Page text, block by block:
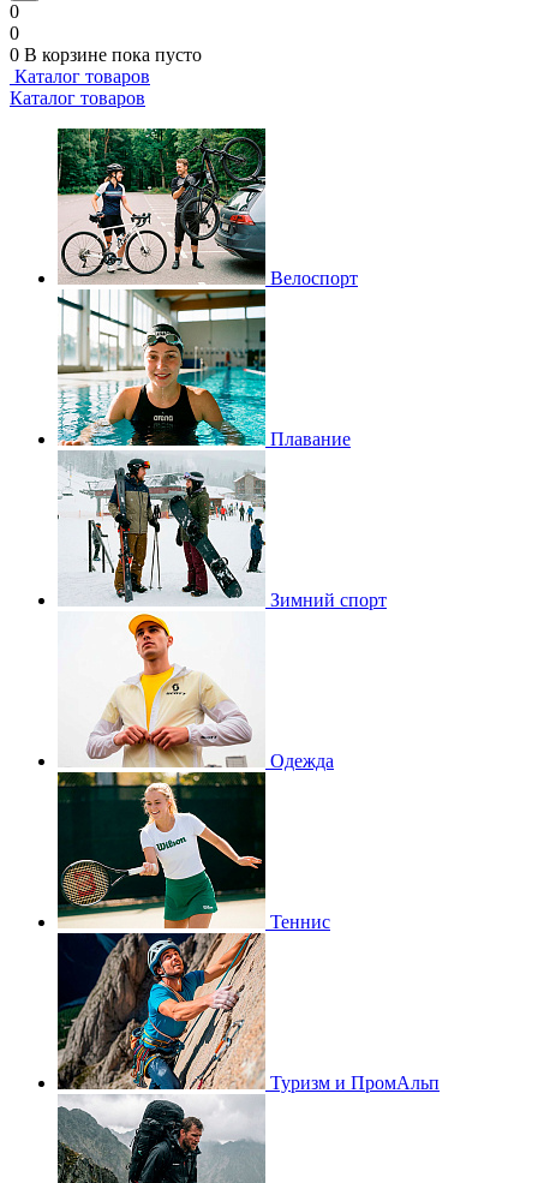
0
0
0 В корзине пока пусто
Каталог товаров
Каталог товаров
Велоспорт
Плавание
Зимний спорт
Одежда
Теннис
Туризм и ПромАльп